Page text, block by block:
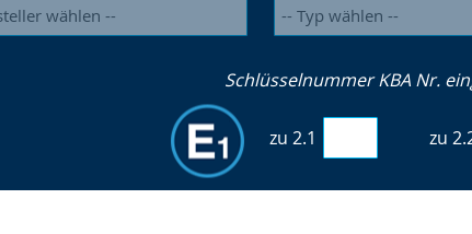
Schlüsselnummer KBA Nr.
zu 2.1 zu